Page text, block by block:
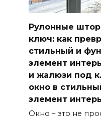
Рулонные
ключ: как
стильный и
элемент
и жалюзи под
окно в
элемент
Окно – это не